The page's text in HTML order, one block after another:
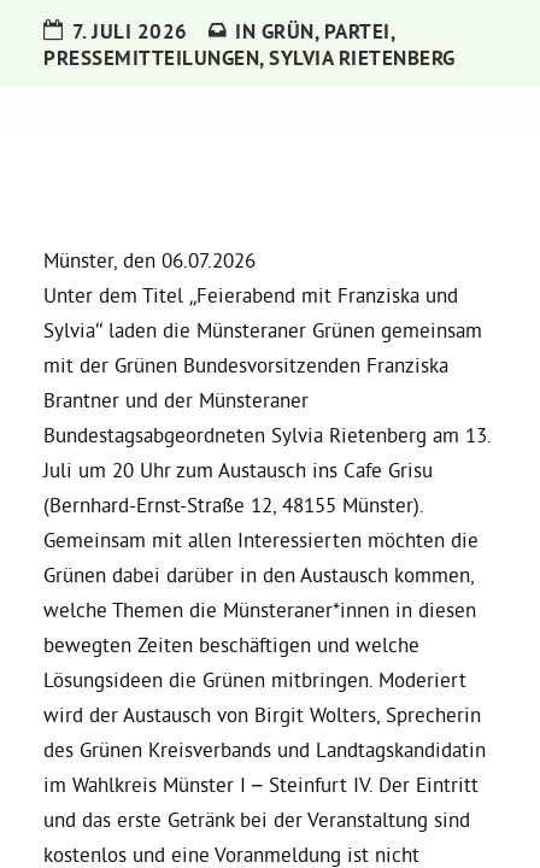
Sylvia Rietenberg, MdB
Robin Korte, MdL
Daniel Freund, MdEP
Delegierte
Grüne im Rathaus
Ratsmitglieder 2025 – 2030
Ratsanträge
Fraktionsgeschäftsstelle
7. JULI 2026 IN GRÜN, PARTEI,
PRESSEMITTEILUNGEN,SYLVIA RIETENBERG
Münster, den 06.07.2026
Unter dem Titel „Feierabend mit Franziska und
Sylvia“ laden die Münsteraner Grünen gemeinsam
mit der Grünen Bundesvorsitzenden Franziska
Brantner und der Münsteraner
Bundestagsabgeordneten Sylvia Rietenberg am 13.
Juli um 20 Uhr zum Austausch ins Cafe Grisu
(Bernhard-Ernst-Straße 12, 48155 Münster).
Gemeinsam mit allen Interessierten möchten die
Grünen dabei darüber in den Austausch kommen,
welche Themen die Münsteraner*innen in diesen
bewegten Zeiten beschäftigen und welche
Lösungsideen die Grünen mitbringen. Moderiert
wird der Austausch von Birgit Wolters, Sprecherin
des Grünen Kreisverbands und Landtagskandidatin
im Wahlkreis Münster I – Steinfurt IV. Der Eintritt
und das erste Getränk bei der Veranstaltung sind
kostenlos und eine Voranmeldung ist nicht